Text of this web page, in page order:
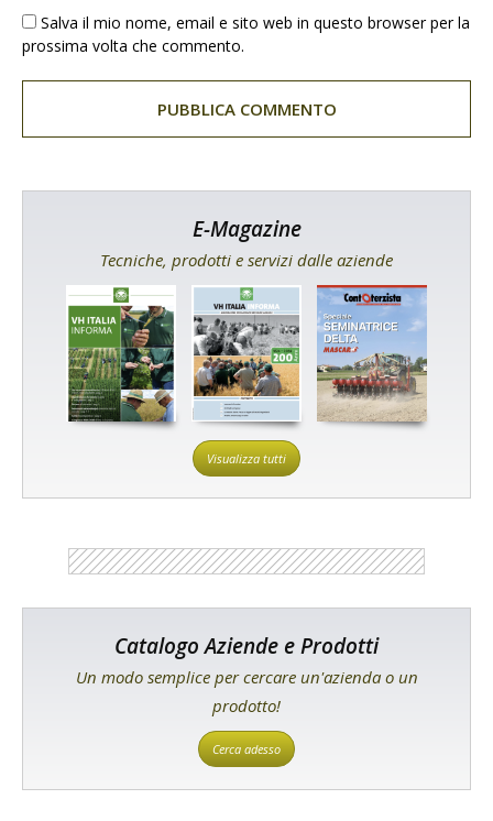
Salva il mio nome, email e sito web in questo browser per la
prossima volta che commento.
E-Magazine
Tecniche, prodotti e servizi dalle aziende
Visualizza tutti
Catalogo Aziende e Prodotti
Un modo semplice per cercare un'azienda o un
prodotto!
Cerca adesso